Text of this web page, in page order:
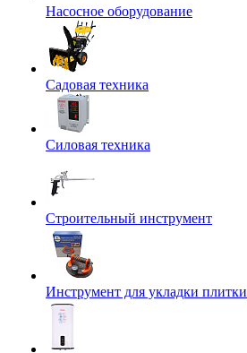
Насосное оборудование
Садовая техника
Силовая техника
Строительный инструмент
Инструмент для укладки плитки